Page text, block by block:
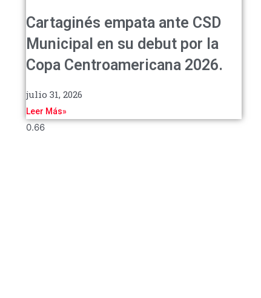
Cartaginés empata ante CSD
Municipal en su debut por la
Copa Centroamericana 2026.
julio 31, 2026
Leer Más»